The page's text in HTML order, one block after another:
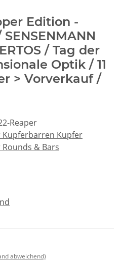
Edition -
/ Tag der
Optik / 11
> Vorverkauf /
Reaper
Kupferbarren Kupfer
& Bars
abweichend)